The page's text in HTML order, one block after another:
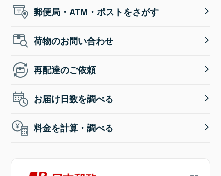
郵便局・ATM・ポストをさがす
荷物のお問い合わせ
再配達のご依頼
お届け日数を調べる
料金を計算・調べる